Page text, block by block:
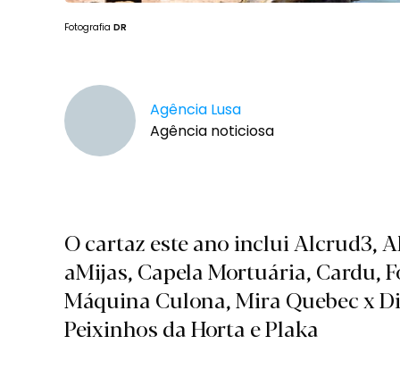
Fotografia DR
Agência Lusa
Agência noticiosa
O cartaz este ano inclui Alcrud3,
aMijas, Capela Mortuária, Cardu,
Máquina Culona, Mira Quebec x
Peixinhos da Horta e Plaka